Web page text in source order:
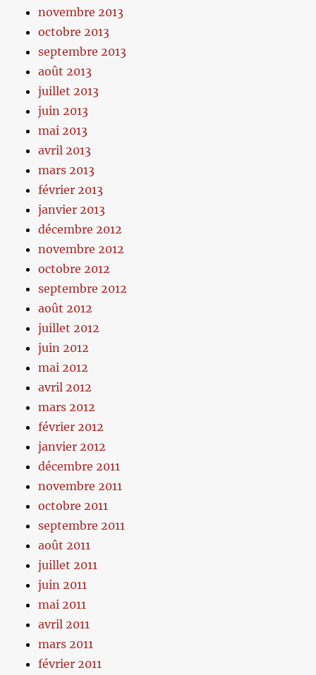
novembre 2013
octobre 2013
septembre 2013
août 2013
juillet 2013
juin 2013
mai 2013
avril 2013
mars 2013
février 2013
janvier 2013
décembre 2012
novembre 2012
octobre 2012
septembre 2012
août 2012
juillet 2012
juin 2012
mai 2012
avril 2012
mars 2012
février 2012
janvier 2012
décembre 2011
novembre 2011
octobre 2011
septembre 2011
août 2011
juillet 2011
juin 2011
mai 2011
avril 2011
mars 2011
février 2011